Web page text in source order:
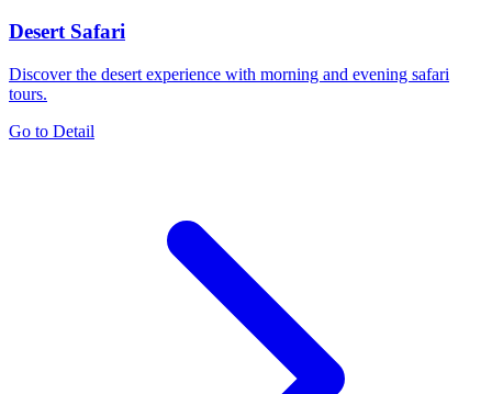
Desert Safari
Discover the desert experience with morning and evening safari
tours.
Go to Detail